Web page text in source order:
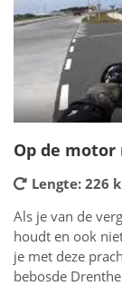
Op de motor
Lengte: 226
Als je van de
houdt en ook
je met deze
bebosde